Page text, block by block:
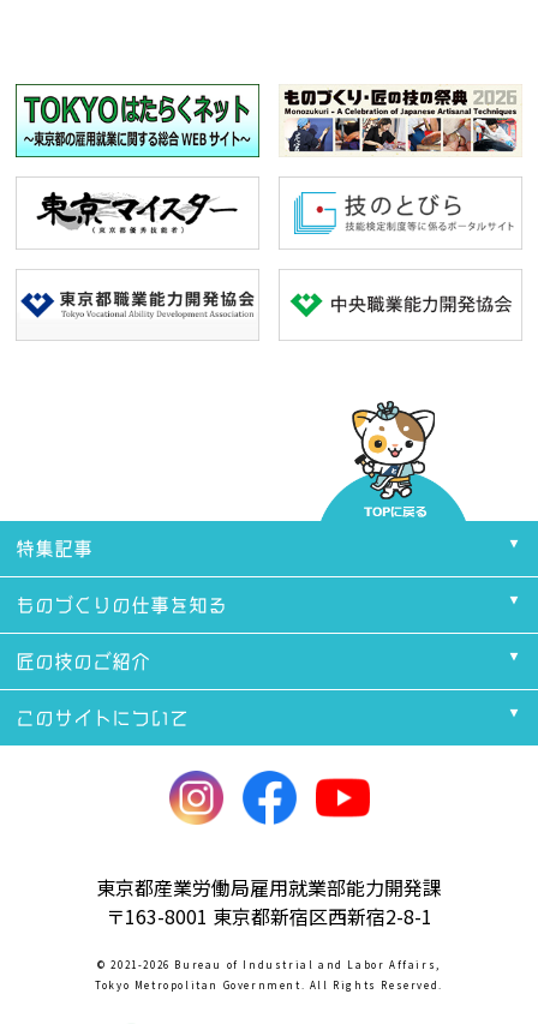
特集記事
ものづくりの仕事を知る
匠の技のご紹介
このサイトについて
東京都産業労働局雇用就業部能力開発課
〒163-8001 東京都新宿区西新宿2-8-1
© 2021-2026 Bureau of Industrial and Labor Affairs,
Tokyo Metropolitan Government. All Rights Reserved.